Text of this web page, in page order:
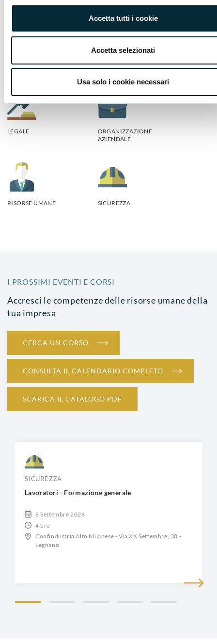
Accetta tutti i cookie
Accetta selezionati
Usa solo i cookie necessari
INNOVAZIONE INTERNAZIONALE
LEGALE
ORGANIZZAZIONE
AZIENDALE
RISORSE UMANE SICUREZZA
I PROSSIMI EVENTI E CORSI
Accresci le competenze delle risorse umane della
tua impresa
CERCA UN CORSO
CONSULTA IL CALENDARIO COMPLETO
SCARICA IL CATALOGO PDF
SICUREZZA
Lavoratori - Formazione generale
8 Settembre 2026
4 ore
Confindustria Alto Milanese - Via XX Settembre, 30 -
Legnano